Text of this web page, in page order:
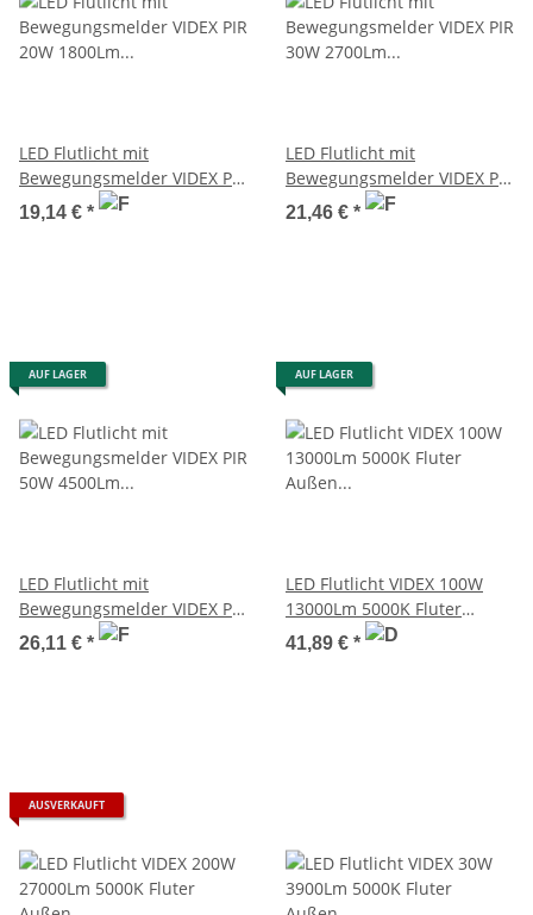
LED Flutlicht mit
Bewegungsmelder VIDEX PIR
20W 1800Lm 5000K Weiß
IP65 Fluter
19,14 € *
LED Flutlicht mit
Bewegungsmelder VIDEX PIR
30W 2700Lm 5000K Weiß
IP65 Fluter
21,46 € *
AUF LAGER
LED Flutlicht mit
Bewegungsmelder VIDEX PIR
50W 4500Lm 5000K Weiß
IP65 Fluter
26,11 € *
AUF LAGER
LED Flutlicht VIDEX 100W
13000Lm 5000K Fluter
Außen Strahler IP65
41,89 € *
AUSVERKAUFT